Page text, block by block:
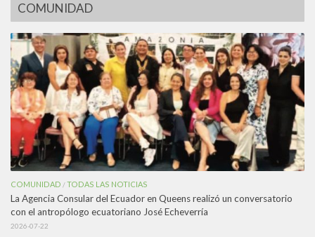
COMUNIDAD
COMUNIDAD /TODAS LAS NOTICIAS
La Agencia Consular del Ecuador en Queens realizó un conversatorio
con el antropólogo ecuatoriano José Echeverría
2026-07-22